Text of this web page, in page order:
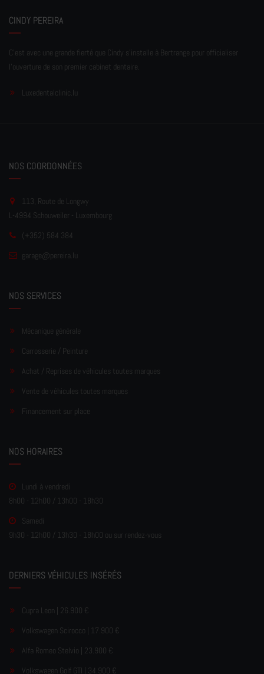
CINDY PEREIRA
C'est avec une grande fierté que Cindy s'installe à Bertrange pour officialiser
l'ouverture de son premier cabinet dentaire.
Luxedentalclinic.lu
NOS COORDONNÉES
113, Route de Longwy
L-4994 Schouweiler - Luxembourg
(+352) 584 384
garage@pereira.lu
NOS SERVICES
Mécanique générale
Carrosserie / Peinture
Achat / Reprises de véhicules toutes marques
Vente de véhicules toutes marques
Financement sur place
NOS HORAIRES
Lundi à vendredi
8h00 - 12h00 / 13h00 - 18h30
Samedi
9h30 - 12h00 / 13h30 - 18h00 ou sur rendez-vous
DERNIERS VÉHICULES INSÉRÉS
Cupra Leon | 26.900 €
Volkswagen Scirocco | 17.900 €
Alfa Romeo Stelvio | 23.900 €
Volkswagen Golf GTI | 34.900 €